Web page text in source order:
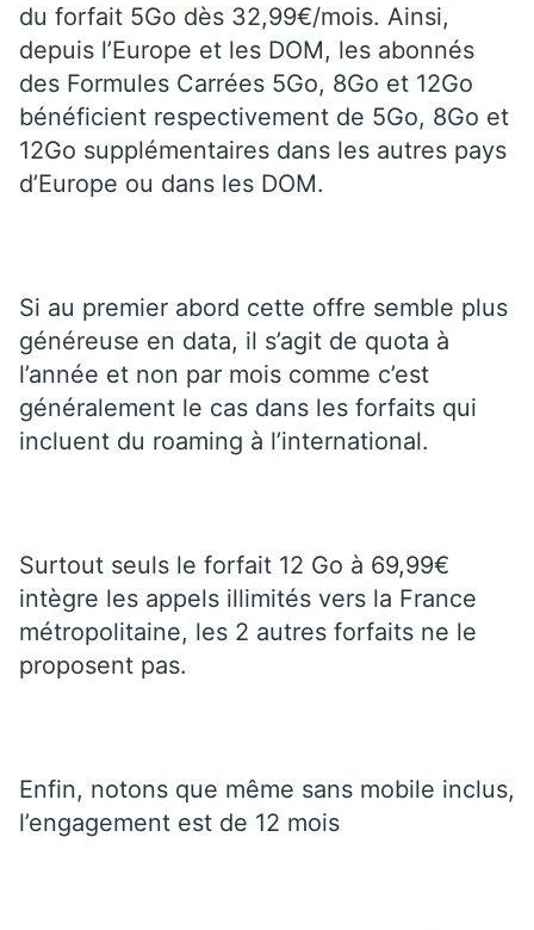
du forfait 5Go dès 32,99€/mois. Ainsi,
depuis l’Europe et les DOM, les abonnés
des Formules Carrées 5Go, 8Go et 12Go
bénéficient respectivement de 5Go, 8Go et
12Go supplémentaires dans les autres pays
d’Europe ou dans les DOM.
Si au premier abord cette offre semble plus
généreuse en data, il s’agit de quota à
l’année et non par mois comme c’est
généralement le cas dans les forfaits qui
incluent du roaming à l’international.
Surtout seuls le forfait 12 Go à 69,99€
intègre les appels illimités vers la France
métropolitaine, les 2 autres forfaits ne le
proposent pas.
Enfin, notons que même sans mobile inclus,
l’engagement est de 12 mois